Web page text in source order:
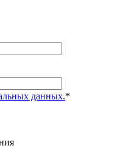
данных.*